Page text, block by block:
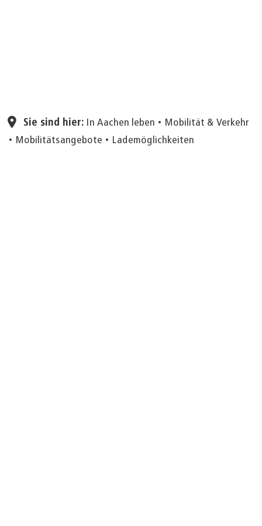
Sie sind hier: In Aachen leben
Mobilität & Verkehr
Mobilitätsangebote
Lademöglichkeiten